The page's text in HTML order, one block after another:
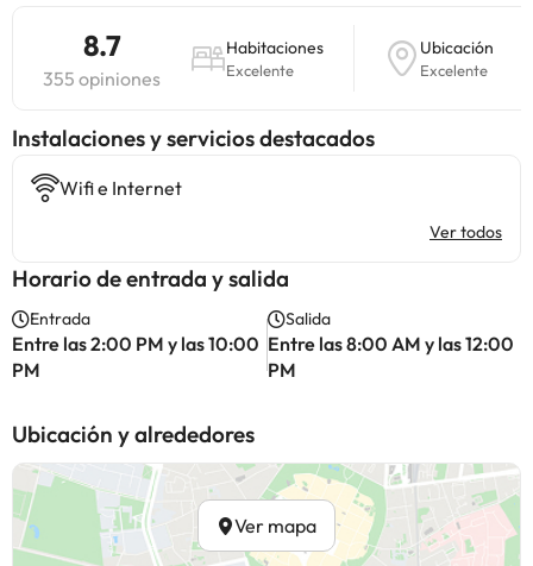
8.7
355 opiniones
Habitaciones
Excelente
Ubicación
Excelente
Instalaciones y servicios destacados
Wifi e Internet
Ver todos
Horario de entrada y salida
Entrada
Entre las 2:00 PM y las 10:00
PM
Salida
Entre las 8:00 AM y las 12:00
PM
Ubicación y alrededores
Ver mapa